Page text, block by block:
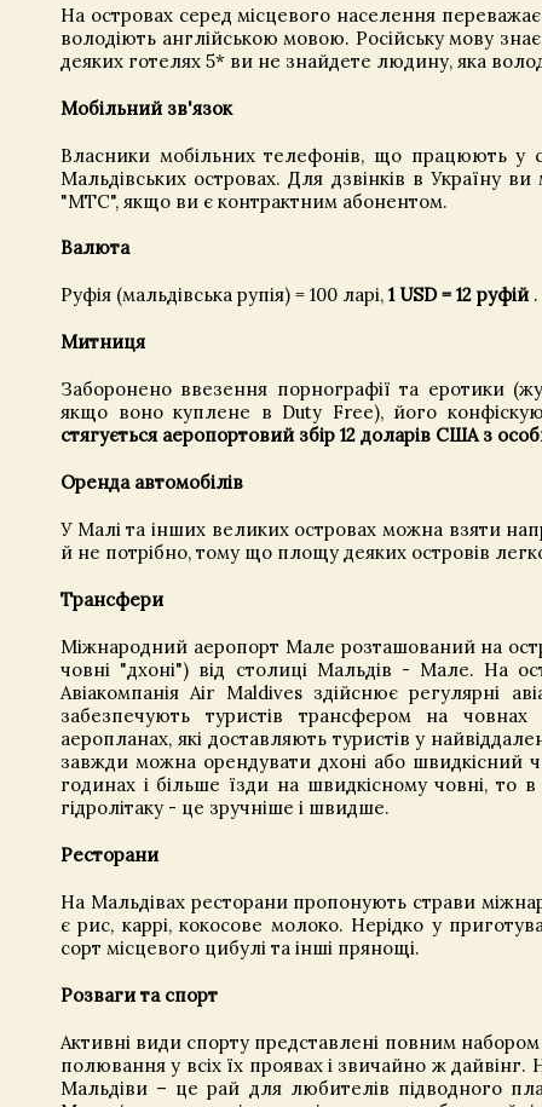
На островах серед місцевого населення
володіють англійською мовою. Російську мову
деяких готелях 5* ви не знайдете людину, яка
Мобільний зв'язок
Власники мобільних телефонів, що працюють у
Мальдівських островах. Для дзвінків в Україну
"МТС", якщо ви є контрактним абонентом.
Валюта
Руфія (мальдівська рупія) = 100 ларі, 1 USD = 12 руфій .
Митниця
Заборонено ввезення порнографії та еротики
якщо воно куплене в Duty Free), його
стягується аеропортовий збір 12 доларів США з
Оренда автомобілів
У Малі та інших великих островах можна взяти
й не потрібно, тому що площу деяких островів
Трансфери
Міжнародний аеропорт Мале розташований на
човні "дхоні") від столиці Мальдів - Мале. На
Авіакомпанія Air Maldives здійснює регулярні
забезпечують туристів трансфером на
аеропланах, які доставляють туристів у
завжди можна орендувати дхоні або швидкісний
годинах і більше їзди на швидкісному човні,
гідролітаку - це зручніше і швидше.
Ресторани
На Мальдівах ресторани пропонують страви
є рис, каррі, кокосове молоко. Нерідко у
сорт місцевого цибулі та інші прянощі.
Розваги та спорт
Активні види спорту представлені повним
полювання у всіх їх проявах і звичайно ж дайвінг.
Мальдіви – це рай для любителів підводного